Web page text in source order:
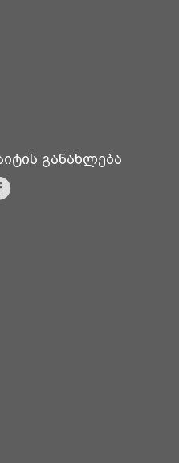
განახლება